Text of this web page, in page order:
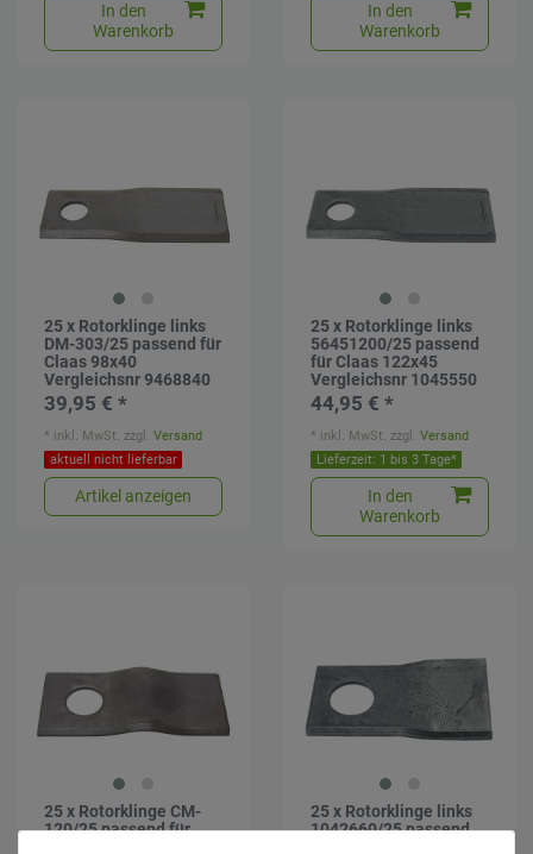
In den
Warenkorb
In den
Warenkorb
25 x Rotorklinge links
DM-303/25 passend für
Claas 98x40
Vergleichsnr 9468840
39,95 € *
aktuell nicht lieferbar
Artikel anzeigen
* inkl. MwSt. zzgl.Versand
25 x Rotorklinge links
56451200/25 passend
für Claas 122x45
Vergleichsnr 1045550
44,95 € *
Lieferzeit: 1 bis 3 Tage*
In den
Warenkorb
* inkl. MwSt. zzgl.Versand
25 x Rotorklinge CM-
120/25 passend für
25 x Rotorklinge links
1042660/25 passend